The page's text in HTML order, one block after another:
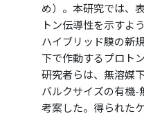
め）。本研究では、
トン伝導性を示すよ
ハイブリッド膜の新
下で作動するプロト
研究者らは、無溶媒
バルクサイズの有機-
考案した。得られた